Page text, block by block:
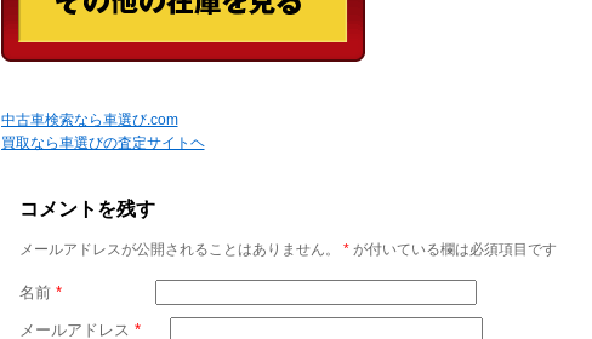
中古車検索なら車選び.com
買取なら車選びの査定サイトヘ
コメントを残す
メールアドレスが公開されることはありません。 *が付いている欄は必須項目です
名前 *
メールアドレス *